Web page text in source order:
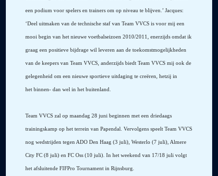
een podium voor spelers en trainers om op niveau te blijven.’ Jacques:
‘Deel uitmaken van de technische staf van Team VVCS is voor mij een
mooi begin van het nieuwe voetbalseizoen 2010/2011, enerzijds omdat ik
graag een positieve bijdrage wil leveren aan de toekomstmogelijkheden
van de keepers van Team VVCS, anderzijds biedt Team VVCS mij ook de
gelegenheid om een nieuwe sportieve uitdaging te creëren, hetzij in
het binnen- dan wel in het buitenland.
Team VVCS zal op maandag 28 juni beginnen met een driedaags
trainingskamp op het terrein van Papendal. Vervolgens speelt Team VVCS
nog wedstrijden tegen ADO Den Haag (3 juli), Westerlo (7 juli), Almere
City FC (8 juli) en FC Oss (10 juli). In het weekend van 17/18 juli volgt
het afsluitende FIFPro Tournament in Rijnsburg.